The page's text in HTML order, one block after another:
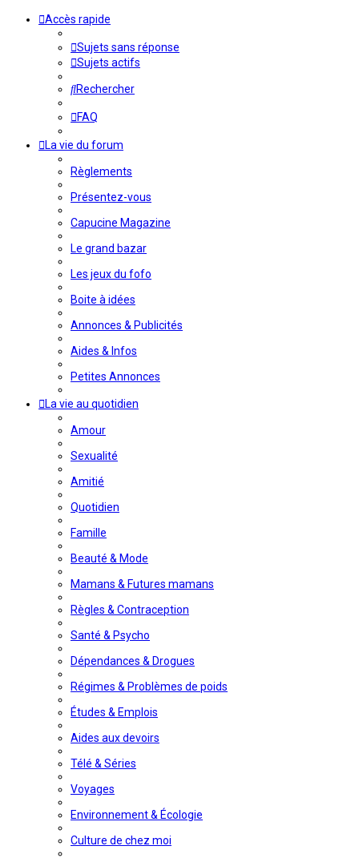
Accès rapide
Sujets sans réponse
Sujets actifs
Rechercher
FAQ
La vie du forum
Règlements
Présentez-vous
Capucine Magazine
Le grand bazar
Les jeux du fofo
Boite à idées
Annonces & Publicités
Aides & Infos
Petites Annonces
La vie au quotidien
Amour
Sexualité
Amitié
Quotidien
Famille
Beauté & Mode
Mamans & Futures mamans
Règles & Contraception
Santé & Psycho
Dépendances & Drogues
Régimes & Problèmes de poids
Études & Emplois
Aides aux devoirs
Télé & Séries
Voyages
Environnement & Écologie
Culture de chez moi